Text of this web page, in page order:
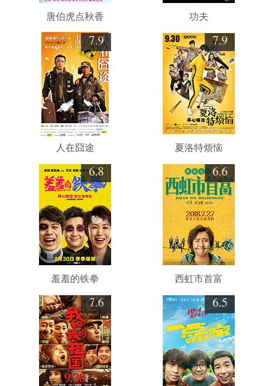
唐伯虎点秋香 功夫
7.9
人在囧途
7.9
夏洛特烦恼
6.8
羞羞的铁拳
6.6
西虹市首富
7.6 6.5